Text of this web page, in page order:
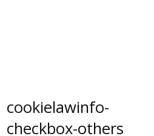
cookielawinfo-
checkbox-others